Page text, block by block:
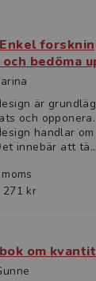
bedöma
är
och opponera.
handlar
innebär att tä...
271 kr
om